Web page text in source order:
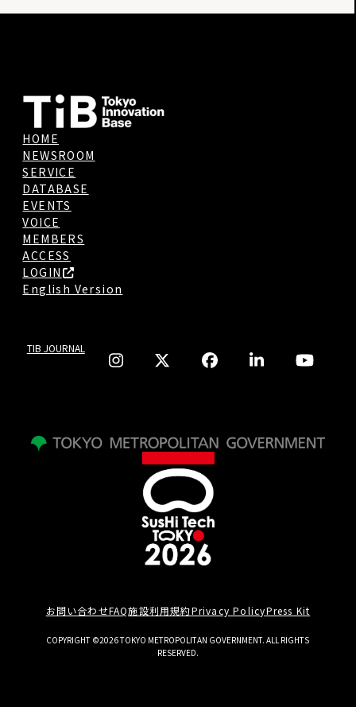
HOME
NEWSROOM
SERVICE
DATABASE
EVENTS
VOICE
MEMBERS
ACCESS
LOGIN
English Version
TIB JOURNAL
お問い合わせFAQ施設利用規約Privacy PolicyPress Kit
COPYRIGHT ©2026 TOKYO METROPOLITAN GOVERNMENT. ALL RIGHTS
RESERVED.